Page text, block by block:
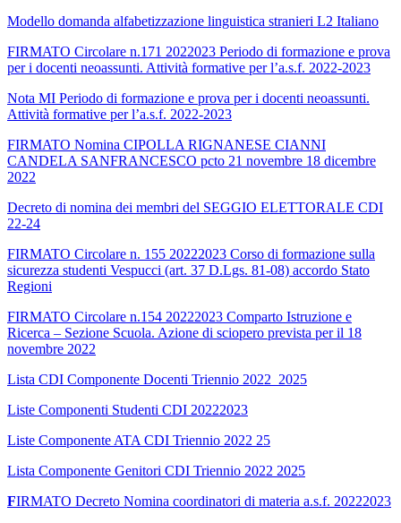
Modello domanda alfabetizzazione linguistica stranieri L2 Italiano
FIRMATO Circolare n.171 2022023 Periodo di formazione e prova
per i docenti neoassunti. Attività formative per l’a.s.f. 2022-2023
Nota MI Periodo di formazione e prova per i docenti neoassunti.
Attività formative per l’a.s.f. 2022-2023
FIRMATO Nomina CIPOLLA RIGNANESE CIANNI
CANDELA SANFRANCESCO pcto 21 novembre 18 dicembre
2022
Decreto di nomina dei membri del SEGGIO ELETTORALE CDI
22-24
FIRMATO Circolare n. 155 20222023 Corso di formazione sulla
sicurezza studenti Vespucci (art. 37 D.Lgs. 81-08) accordo Stato
Regioni
FIRMATO Circolare n.154 20222023 Comparto Istruzione e
Ricerca – Sezione Scuola. Azione di sciopero prevista per il 18
novembre 2022
Lista CDI Componente Docenti Triennio 2022_2025
Liste Componenti Studenti CDI 20222023
Liste Componente ATA CDI Triennio 2022 25
Lista Componente Genitori CDI Triennio 2022 2025
FIRMATO Decreto Nomina coordinatori di materia a.s.f. 20222023